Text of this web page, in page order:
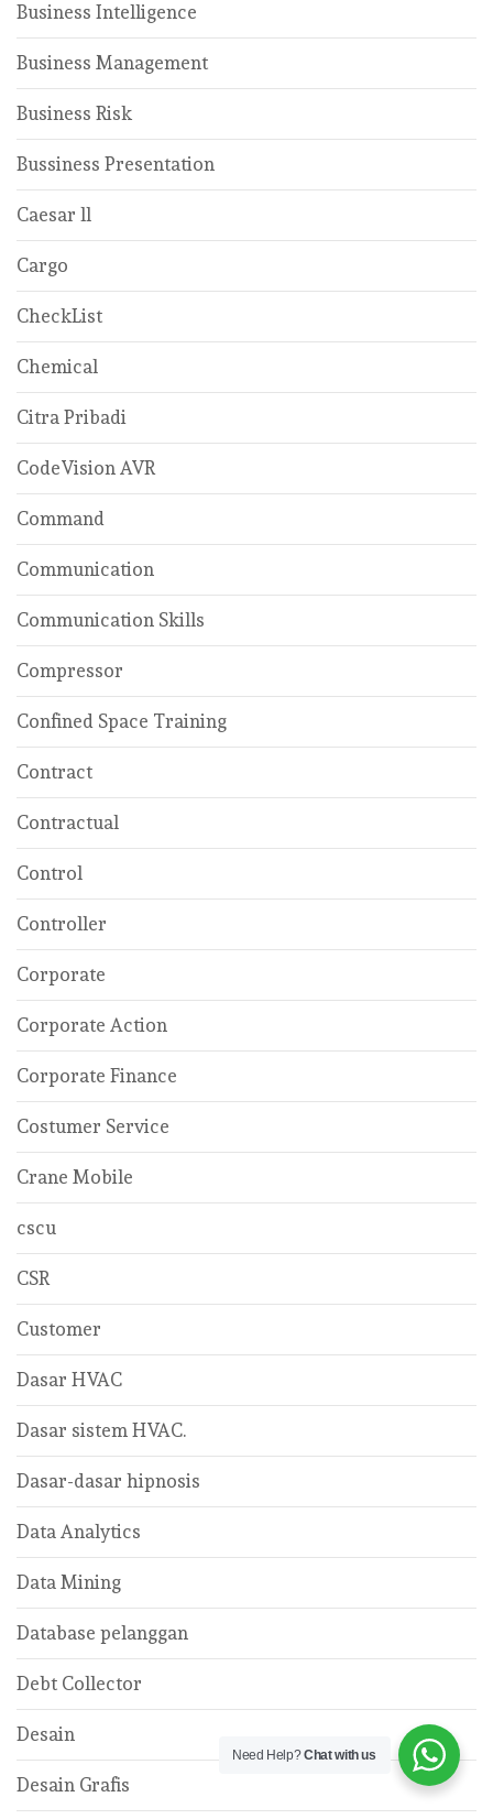
Business Intelligence
Business Management
Business Risk
Bussiness Presentation
Caesar ll
Cargo
CheckList
Chemical
Citra Pribadi
CodeVision AVR
Command
Communication
Communication Skills
Compressor
Confined Space Training
Contract
Contractual
Control
Controller
Corporate
Corporate Action
Corporate Finance
Costumer Service
Crane Mobile
cscu
CSR
Customer
Dasar HVAC
Dasar sistem HVAC.
Dasar-dasar hipnosis
Data Analytics
Data Mining
Database pelanggan
Debt Collector
Desain
Desain Grafis
Need Help?Chat with us